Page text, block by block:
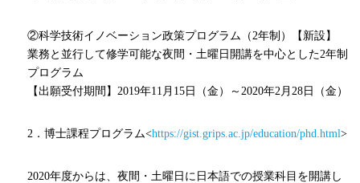
②科学技術イノベーション政策プログラム（2年制）【新設】
業務と並行して修学可能な夜間・土曜日開講を中心とした2年制
プログラム
【出願受付期間】2019年11月15日（金）～2020年2月28日（金）
2．博士課程プログラム<https://gist.grips.ac.jp/education/phd.html>
2020年度からは、夜間・土曜日に日本語での授業科目を開講し